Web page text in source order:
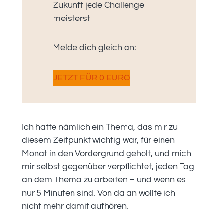
Zukunft jede Challenge
meisterst!
Melde dich gleich an:
JETZT FÜR 0 EURO
Ich hatte nämlich ein Thema, das mir zu
diesem Zeitpunkt wichtig war, für einen
Monat in den Vordergrund geholt, und mich
mir selbst gegenüber verpflichtet, jeden Tag
an dem Thema zu arbeiten – und wenn es
nur 5 Minuten sind. Von da an wollte ich
nicht mehr damit aufhören.